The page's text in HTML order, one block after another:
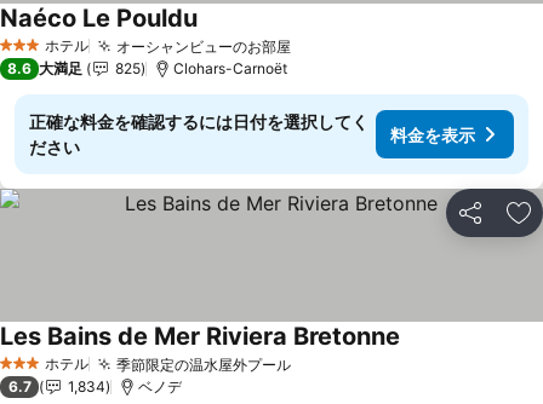
3 ホテルのランク
ホテル オーシャンビューのお部屋
Naéco Le Pouldu
8.6 大満足 825 Clohars-Carnoët
正確な料金を確認するには日付を選択してく
ださい
料金を表示
シェア お
3 ホテルのランク
ホテル 季節限定の温水屋外プール
Les Bains de Mer Riviera Bretonne
6.7 1,834 ベノデ